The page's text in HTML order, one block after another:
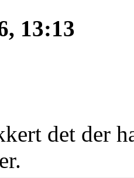
13:13
det der